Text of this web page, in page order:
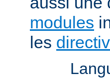
modules
les